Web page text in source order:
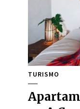
TURISMO